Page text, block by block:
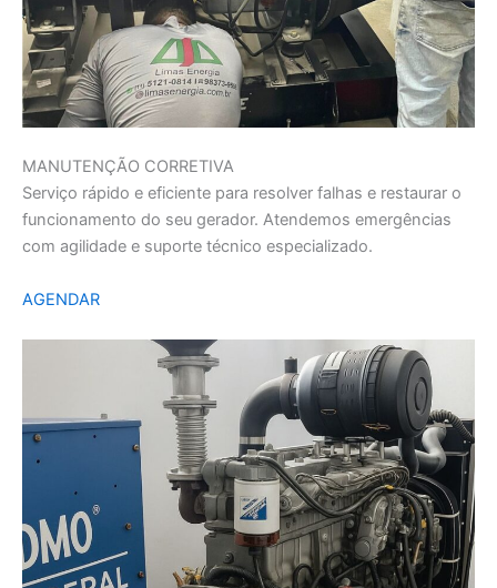
MANUTENÇÃO CORRETIVA
Serviço rápido e eficiente para resolver falhas e restaurar o
funcionamento do seu gerador. Atendemos emergências
com agilidade e suporte técnico especializado.
AGENDAR